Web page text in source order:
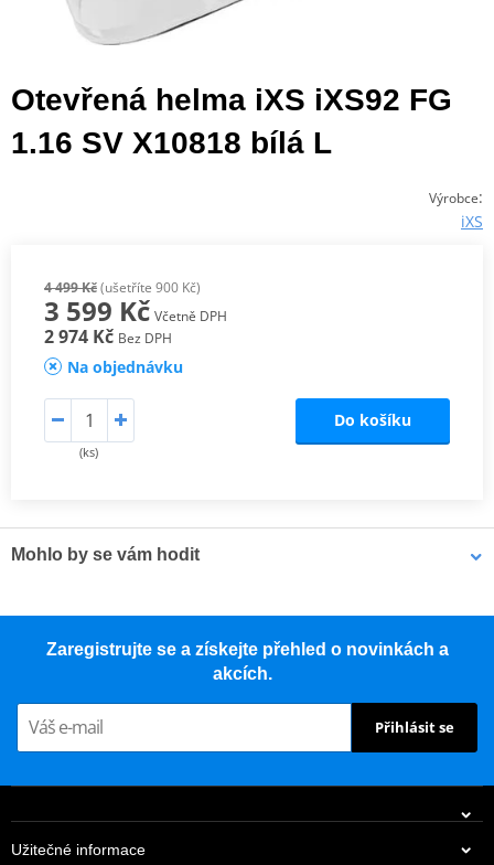
Otevřená helma iXS iXS92 FG
1.16 SV X10818 bílá L
Výrobce:
iXS
4 499 Kč(ušetříte 900 Kč)
3 599 Kč Včetně DPH
2 974 Kč Bez DPH
Na objednávku
(ks)
Do košíku
Mohlo by se vám hodit
Zaregistrujte se a získejte přehled o novinkách a
akcích.
Přihlásit se
Užitečné informace